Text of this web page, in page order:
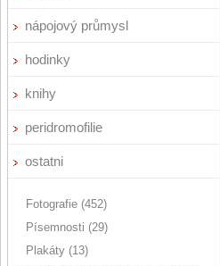
nápojový průmysl
hodinky
knihy
peridromofilie
ostatni
Fotografie (452)
Písemnosti (29)
Plakáty (13)